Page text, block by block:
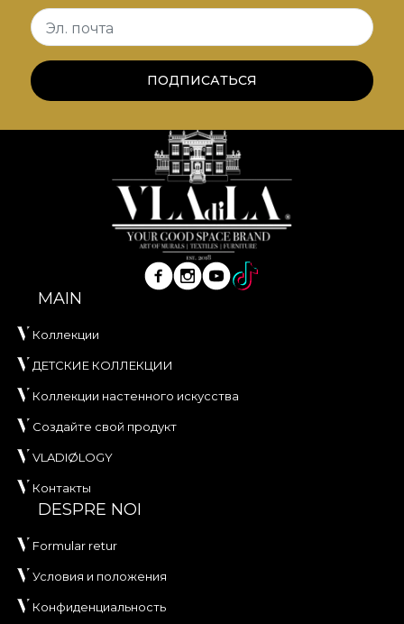
Эл. почта
ПОДПИСАТЬСЯ
MAIN
Коллекции
ДЕТСКИЕ КОЛЛЕКЦИИ
Коллекции настенного искусства
Создайте свой продукт
VLADIØLOGY
Контакты
DESPRE NOI
Formular retur
Условия и положения
Конфиденциальность